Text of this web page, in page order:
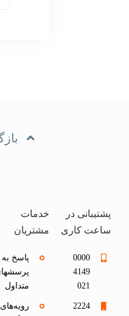
پشتیبانی در
ساعت کاری
0000
4149
021
2224
خدمات
مشتریان
پاسخ به
متداول
رویه‌های